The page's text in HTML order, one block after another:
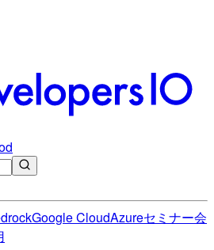
Google CloudAzureセミナー会